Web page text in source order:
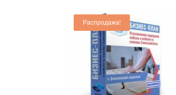
Распродажа!